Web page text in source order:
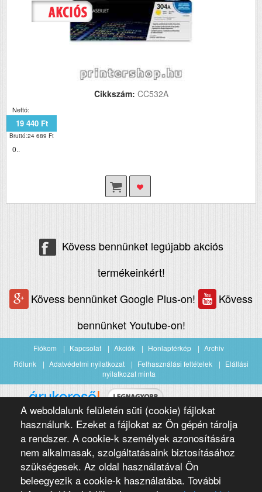
Cikkszám: CC532A
Nettó:
19 440 Ft
Bruttó:24 689 Ft
0..
A weboldalunk felületén süti (cookie) fájlokat
használunk. Ezeket a fájlokat az Ön gépén tárolja
a rendszer. A cookie-k személyek azonosítására
nem alkalmasak, szolgáltatásaink biztosításához
szükségesek. Az oldal használatával Ön
beleegyezik a cookie-k használatába. További
Kövess bennünket legújabb akciós
termékeinkért!
Kövess bennünket Google Plus-on!
Kövess
bennünket Youtube-on!
Fiókom Kapcsolat Akciók Honlaptérkép
Archiv
Rólunk
Adatvédelmi nyilatkozat Felhasználási feltételek
Elállási
nyilatkozat minta